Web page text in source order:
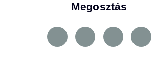
Megosztás